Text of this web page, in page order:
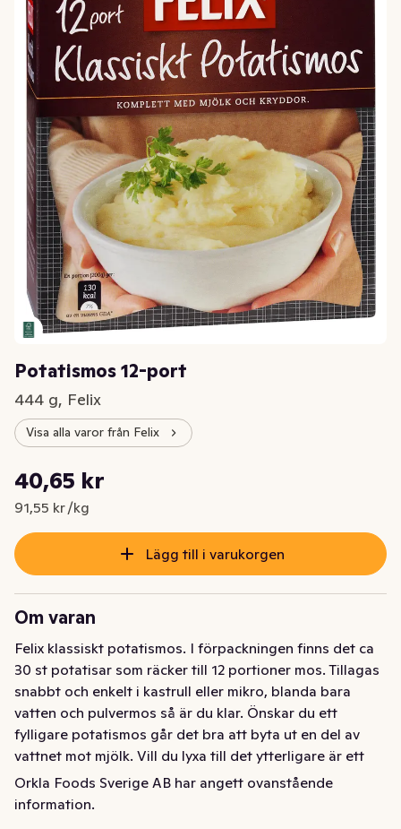
Potatismos 12-port
444 g, Felix
Visa alla varor från Felix
Nuvarande pris är: 40,65 kr
40,65 kr
91,55 kr /kg
Styckpris: 91,55 kr /kg
Lägg till i varukorgen
Om varan
Felix klassiskt potatismos. I förpackningen finns det ca
30 st potatisar som räcker till 12 portioner mos. Tillagas
snabbt och enkelt i kastrull eller mikro, blanda bara
vatten och pulvermos så är du klar. Önskar du ett
fylligare potatismos går det bra att byta ut en del av
vattnet mot mjölk. Vill du lyxa till det ytterligare är ett
tips att lägga till lite smör och hackad persilja. För att
läsa mer om Felix produkter besök felix.se
Orkla Foods Sverige AB har angett ovanstående
information.